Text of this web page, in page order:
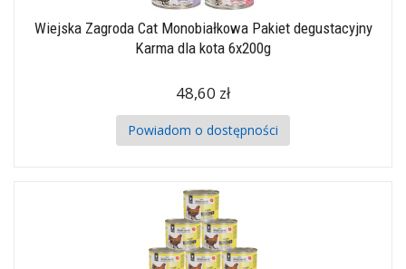
Wiejska Zagroda Cat Monobiałkowa Pakiet degustacyjny
Karma dla kota 6x200g
48,60 zł
Powiadom o dostępności